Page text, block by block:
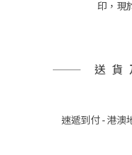
印， 現
送貨
速遞到付 - 港澳